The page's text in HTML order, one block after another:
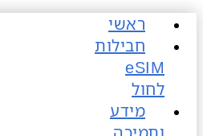
ראשי
חבילות
לחול
מידע